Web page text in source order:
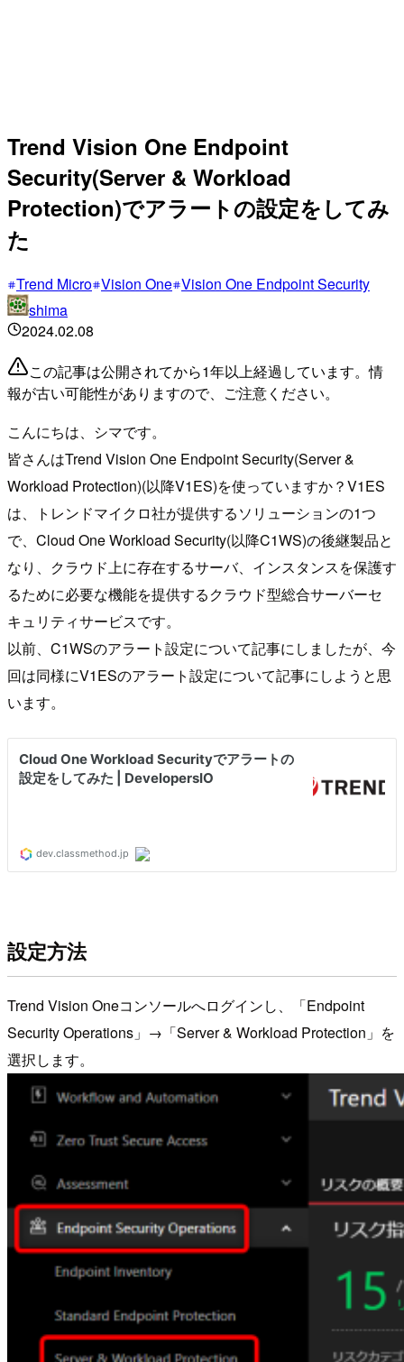
Trend Vision One Endpoint
Security(Server & Workload
Protection)でアラートの設定をしてみ
た
Trend Micro Vision One Vision One Endpoint Security
shima
2024.02.08
この記事は公開されてから1年以上経過しています。情
報が古い可能性がありますので、ご注意ください。
こんにちは、シマです。
皆さんはTrend Vision One Endpoint Security(Server &
Workload Protection)(以降V1ES)を使っていますか？V1ES
は、トレンドマイクロ社が提供するソリューションの1つ
で、Cloud One Workload Security(以降C1WS)の後継製品と
なり、クラウド上に存在するサーバ、インスタンスを保護す
るために必要な機能を提供するクラウド型総合サーバーセ
キュリティサービスです。
以前、C1WSのアラート設定について記事にしましたが、今
回は同様にV1ESのアラート設定について記事にしようと思
います。
設定方法
Trend Vision Oneコンソールへログインし、「Endpoint
Security Operations」→「Server & Workload Protection」を
選択します。